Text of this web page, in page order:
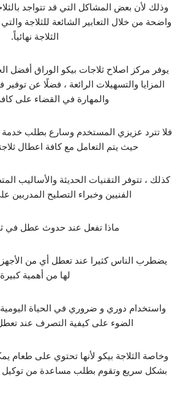
وذلك لأن بعض المشاكل التي قد تتواجد
واضحة من خلال التعابير الشائعة للثلاجة
الثلاجة نهائياً.
يوفر مركز اصلاح ثلاجات بيكو الوراق أفضل
المزايا والتسهيلات الرائعة ، فضلًا عن
والمهارة في القضاء على
فلا تترد عزيزي المستخدم وسارع بطلب خدمة
حيث يتم التعامل مع كافة اعطال
كذلك ، تتوفر التقنيات الحديثة والأساليب
الفنيين وخبراء التصليح
ماذا تفعل عند حدوث عطل في
يضطرب الناس كثيرا عند تعطل أي من
لها من أهمية كبيرة
واستخدام دوري و ضروري في الحياة
الضوء على كيفية التصرف عند
وخاصة الثلاجة بيكو لأنها تحتوي على
بشكل سريع وتقوم بطلب مساعدة من توكيل